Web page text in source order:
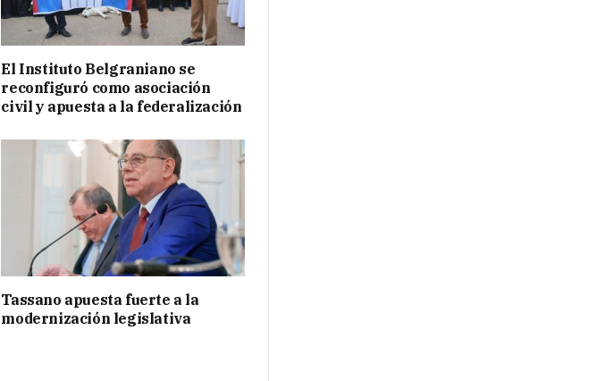
El Instituto Belgraniano se
reconfiguró como asociación
civil y apuesta a la federalización
Tassano apuesta fuerte a la
modernización legislativa